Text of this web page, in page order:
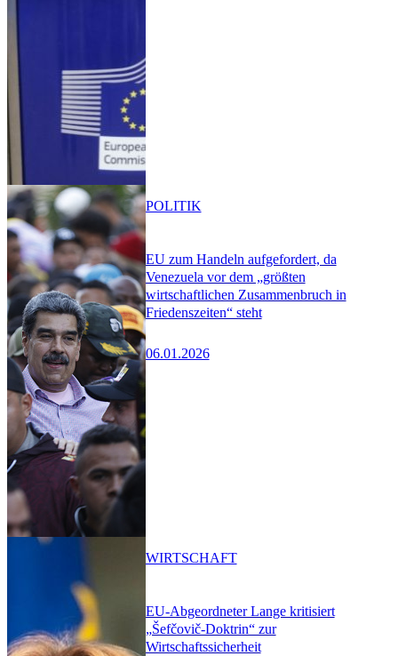
EU zum Handeln aufgefordert, da
Venezuela vor dem „größten
wirtschaftlichen Zusammenbruch in
Friedenszeiten“ steht
06.01.2026
POLITIK
EU-Abgeordneter Lange kritisiert
„Šefčovič-Doktrin“ zur
Wirtschaftssicherheit
WIRTSCHAFT